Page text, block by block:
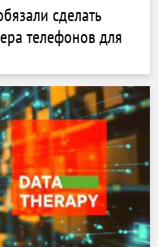
сделать
телефонов для